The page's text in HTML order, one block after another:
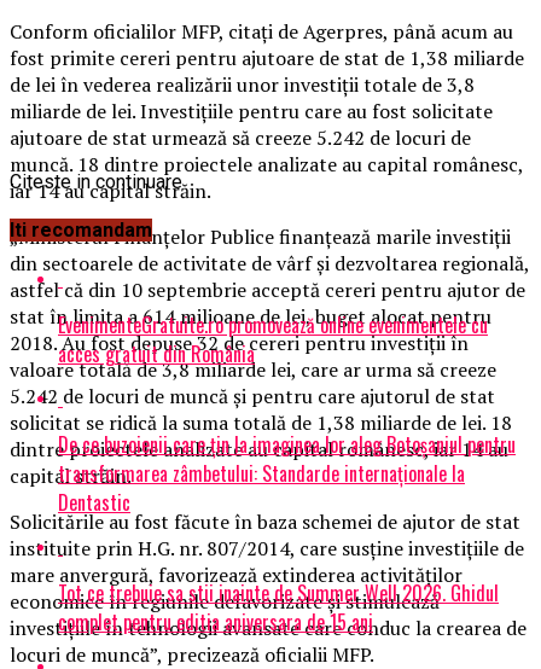
Conform oficialilor MFP, citaţi de Agerpres, până acum au
fost primite cereri pentru ajutoare de stat de 1,38 miliarde
de lei în vederea realizării unor investiţii totale de 3,8
miliarde de lei. Investiţiile pentru care au fost solicitate
ajutoare de stat urmează să creeze 5.242 de locuri de
muncă. 18 dintre proiectele analizate au capital românesc,
iar 14 au capital străin.
„Ministerul Finanţelor Publice finanţează marile investiţii
din sectoarele de activitate de vârf şi dezvoltarea regională,
astfel că din 10 septembrie acceptă cereri pentru ajutor de
stat în limita a 614 milioane de lei, buget alocat pentru
2018. Au fost depuse 32 de cereri pentru investiţii în
valoare totală de 3,8 miliarde lei, care ar urma să creeze
5.242 de locuri de muncă şi pentru care ajutorul de stat
solicitat se ridică la suma totală de 1,38 miliarde de lei. 18
dintre proiectele analizate au capital românesc, iar 14 au
capital străin.
Solicitările au fost făcute în baza schemei de ajutor de stat
instituite prin H.G. nr. 807/2014, care susţine investiţiile de
mare anvergură, favorizează extinderea activităţilor
economice în regiunile defavorizate şi stimulează
investiţiile în tehnologii avansate care conduc la crearea de
locuri de muncă”, precizează oficialii MFP.
Citeste in continuare
Iti recomandam
EvenimenteGratuite.ro promovează online evenimentele cu
acces gratuit din România
De ce buzoienii care țin la imaginea lor aleg Botoșaniul pentru
transformarea zâmbetului: Standarde internaționale la
Dentastic
Tot ce trebuie sa stii inainte de Summer Well 2026. Ghidul
complet pentru editia aniversara de 15 ani